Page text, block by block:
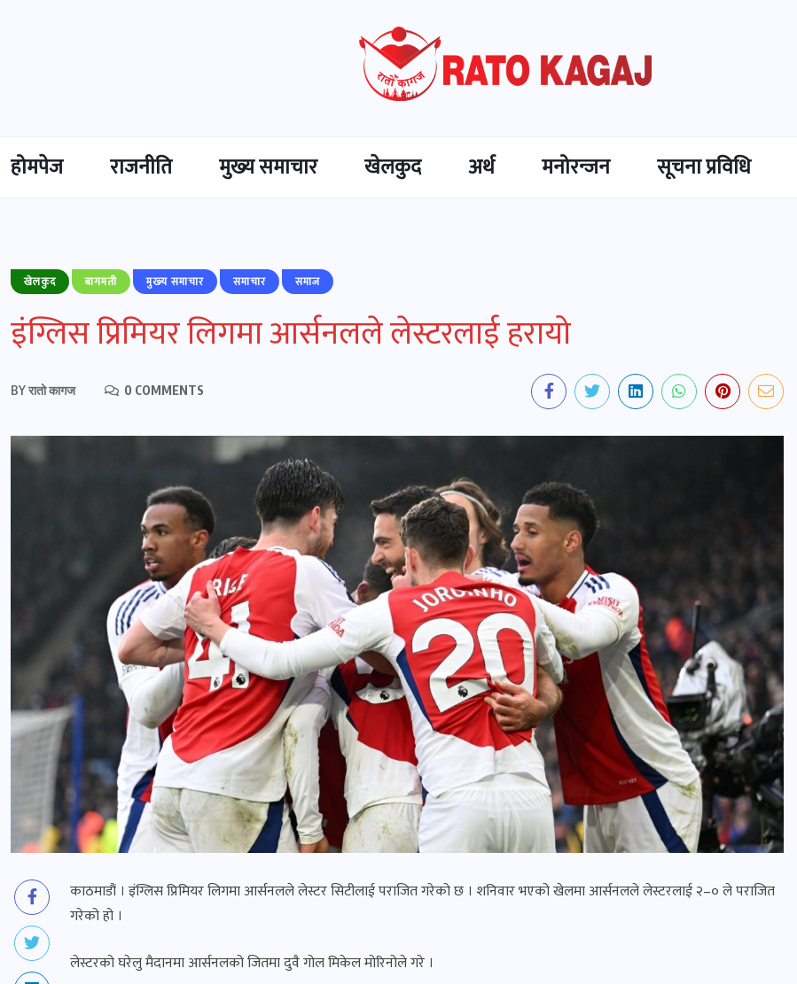
होमपेज राजनीति मुख्‍य समाचार खेलकुद अर्थ मनोरन्जन सूचना प्रविधि
खेलकुद बागमती मुख्‍य समाचार समाचार समाज
इंग्लिस प्रिमियर लिगमा आर्सनलले लेस्टरलाई हरायो
BYरातो कागज 0 COMMENTS
काठमाडौं । इंग्लिस प्रिमियर लिगमा आर्सनलले लेस्टर सिटीलाई पराजित गरेको छ । शनिवार भएको खेलमा आर्सनलले लेस्टरलाई २–० ले पराजित
गरेको हो ।
लेस्टरको घरेलु मैदानमा आर्सनलको जितमा दुवै गोल मिकेल मोरिनोले गरे ।